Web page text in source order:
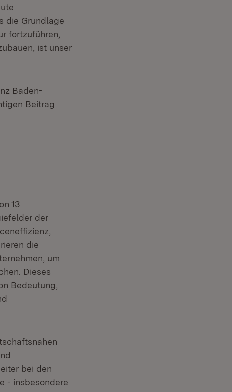
die Grundlage
fortzuführen,
ist unser
Baden-
Beitrag
13
der
die
um
Dieses
Bedeutung,
bei den
- insbesondere